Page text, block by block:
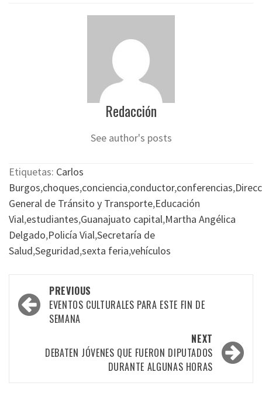
Redacción
See author's posts
Etiquetas: Carlos
Burgos,choques,conciencia,conductor,conferencias,
General de Tránsito y Transporte,Educación
Vial,estudiantes,Guanajuato capital,Martha Angélica
Delgado,Policía Vial,Secretaría de
Salud,Seguridad,sexta feria,vehículos
Post
navigation
PREVIOUS
EVENTOS CULTURALES PARA ESTE FIN DE
SEMANA
NEXT
DEBATEN JÓVENES QUE FUERON DIPUTADOS
DURANTE ALGUNAS HORAS